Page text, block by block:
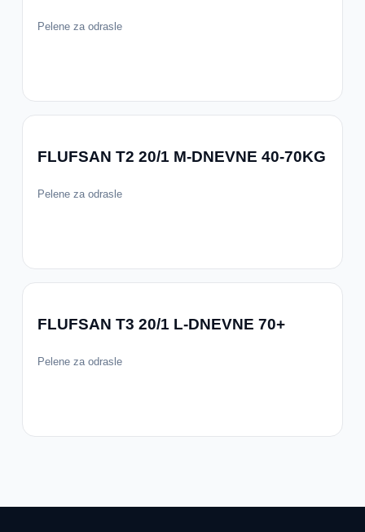
Pelene za odrasle
FLUFSAN T2 20/1 M-DNEVNE 40-70KG
Pelene za odrasle
FLUFSAN T3 20/1 L-DNEVNE 70+
Pelene za odrasle